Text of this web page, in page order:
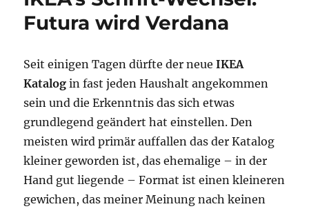
Futura wird Verdana
Seit einigen Tagen dürfte der neueIKEA
Katalog in fast jeden Haushalt angekommen
sein und die Erkenntnis das sich etwas
grundlegend geändert hat einstellen. Den
meisten wird primär auffallen das der Katalog
kleiner geworden ist, das ehemalige – in der
Hand gut liegende – Format ist einen kleineren
gewichen, das meiner Meinung nach keinen